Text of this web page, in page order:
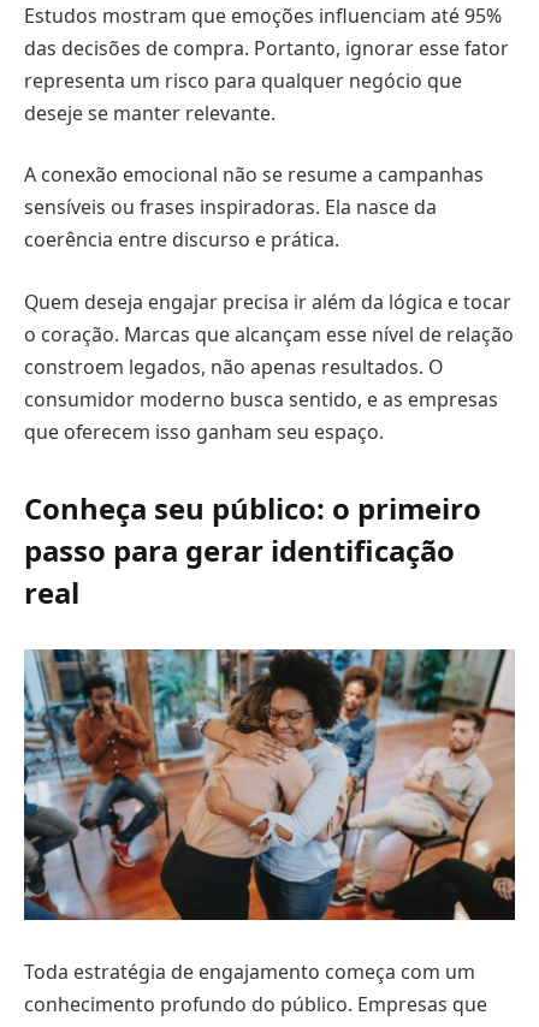
Estudos mostram que emoções influenciam até 95%
das decisões de compra. Portanto, ignorar esse fator
representa um risco para qualquer negócio que
deseje se manter relevante.
A conexão emocional não se resume a campanhas
sensíveis ou frases inspiradoras. Ela nasce da
coerência entre discurso e prática.
Quem deseja engajar precisa ir além da lógica e tocar
o coração. Marcas que alcançam esse nível de relação
constroem legados, não apenas resultados. O
consumidor moderno busca sentido, e as empresas
que oferecem isso ganham seu espaço.
Conheça seu público: o primeiro
passo para gerar identificação
real
Toda estratégia de engajamento começa com um
conhecimento profundo do público. Empresas que